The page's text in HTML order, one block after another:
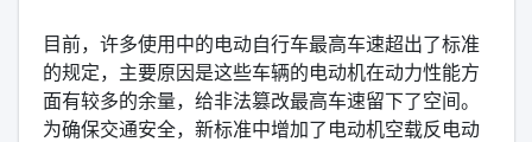
目前，许多使用中的电动自行车最高车速超出了标准
的规定，主要原因是这些车辆的电动机在动力性能方
面有较多的余量，给非法篡改最高车速留下了空间。
为确保交通安全，新标准中增加了电动机空载反电动